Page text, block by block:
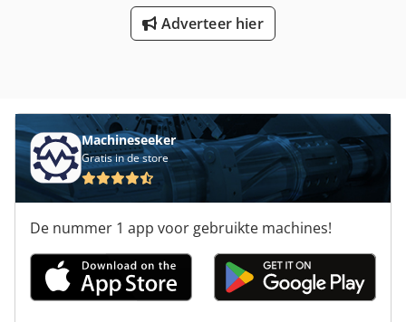
daadwerkelijke kraan volgen nog. Meer informatie en
gegevens over gebruik/kilometerstand volgen. Vroege
Adverteer hier
Machineseeker
Gratis in de store
De nummer 1 app voor gebruikte machines!